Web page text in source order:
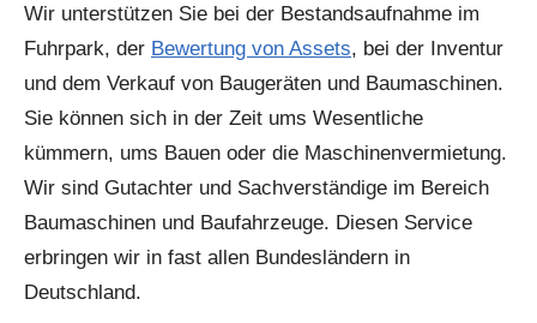
Wir unterstützen Sie bei der Bestandsaufnahme im
Fuhrpark, der Bewertung von Assets, bei der Inventur
und dem Verkauf von Baugeräten und Baumaschinen.
Sie können sich in der Zeit ums Wesentliche
kümmern, ums Bauen oder die Maschinenvermietung.
Wir sind Gutachter und Sachverständige im Bereich
Baumaschinen und Baufahrzeuge. Diesen Service
erbringen wir in fast allen Bundesländern in
Deutschland.